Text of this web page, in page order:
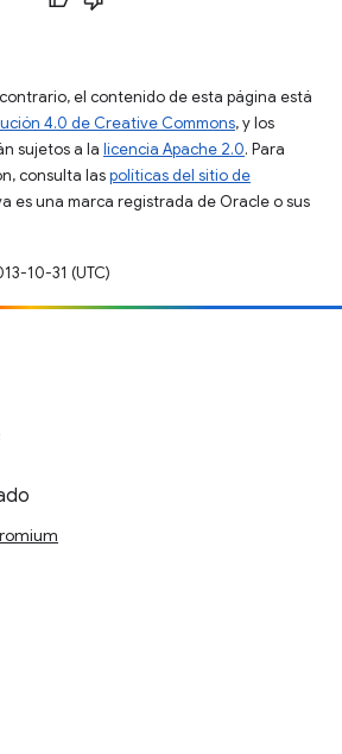
el contenido de esta página está
4.0 de Creative Commons, y los
sujetos a la licencia Apache 2.0. Para
consulta laspolíticas del sitio de
es una marca registrada de Oracle o sus
10-31 (UTC)